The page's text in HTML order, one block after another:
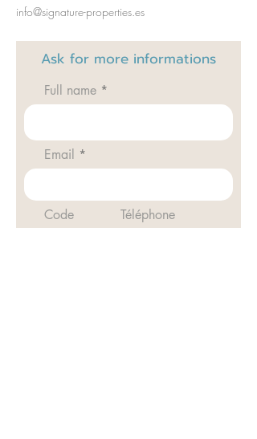
info@signature-properties.es
Ask for more informations
Full name
Email
Code Téléphone